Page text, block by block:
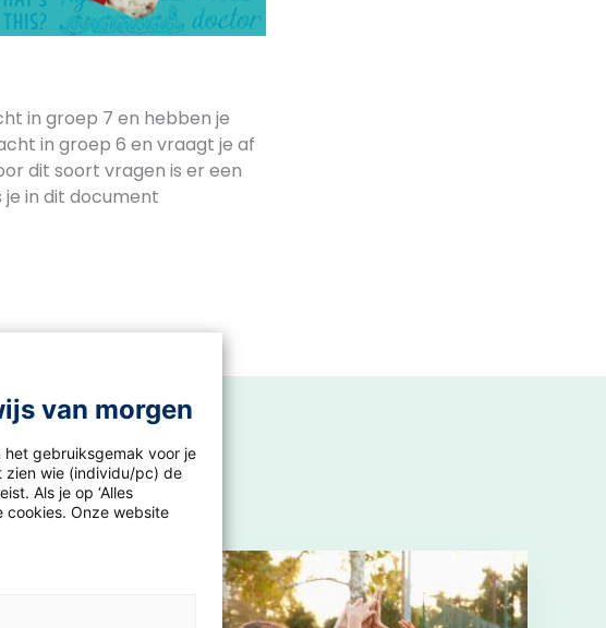
in groep 7 en hebben je
in groep 6 en vraagt je af
dit soort vragen is er een
in dit document
van morgen
gebruiksgemak voor je
zien wie (individu/pc) de
Als je op ‘Alles
cookies. Onze website